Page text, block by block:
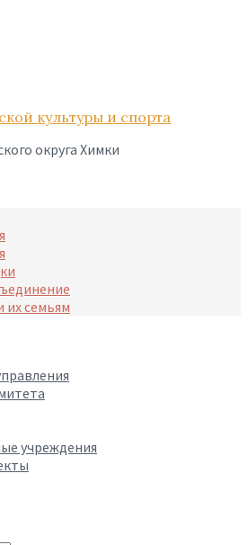
культуры и спорта
округа Химки
их семьям
учреждения